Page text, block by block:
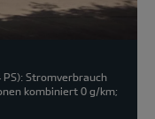
Stromverbrauch
kombiniert 0 g/km;